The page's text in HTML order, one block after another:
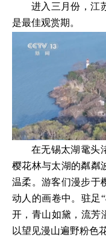
进入三月份，江
是最佳观赏期。
在无锡太湖鼋头
樱花林与太湖的粼粼
温柔。游客们漫步于
动人的画卷中。驻足
开，青山如黛，流芳
以望见漫山遍野粉色